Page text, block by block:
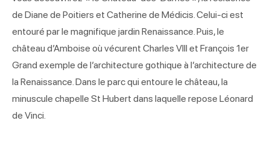
de Diane de Poitiers et Catherine de Médicis. Celui-ci est
entouré par le magnifique jardin Renaissance. Puis, le
château d’Amboise où vécurent Charles VIII et François 1er
Grand exemple de l’architecture gothique à l’architecture de
la Renaissance. Dans le parc qui entoure le château, la
minuscule chapelle St Hubert dans laquelle repose Léonard
de Vinci.